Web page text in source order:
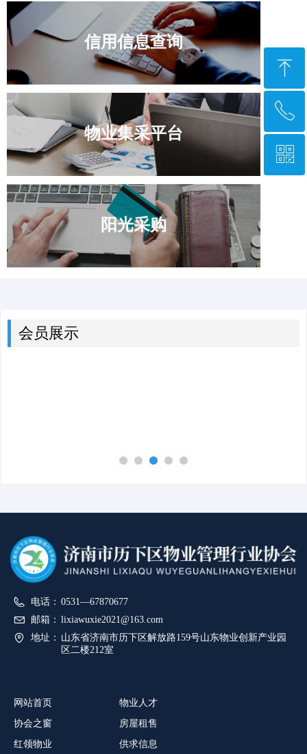
信用信息查询
物业集采平台
阳光采购
会员展示
电话： 0531—67870677
邮箱： lixiawuxie2021@163.com
地址： 山东省济南市历下区解放路159号山东物业创新产业园
区二楼212室
网站首页
协会之窗
红领物业
物业人才
房屋租售
供求信息
ꁸ
回到顶部
ꂅ
0531—67870677
ꀥ